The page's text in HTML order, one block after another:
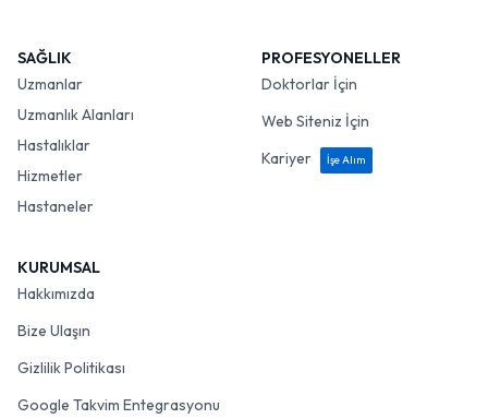
SAĞLIK
Uzmanlar
Uzmanlık Alanları
Hastalıklar
Hizmetler
Hastaneler
PROFESYONELLER
Doktorlar İçin
Web Siteniz İçin
Kariyer
İşe Alım
KURUMSAL
Hakkımızda
Bize Ulaşın
Gizlilik Politikası
Google Takvim Entegrasyonu